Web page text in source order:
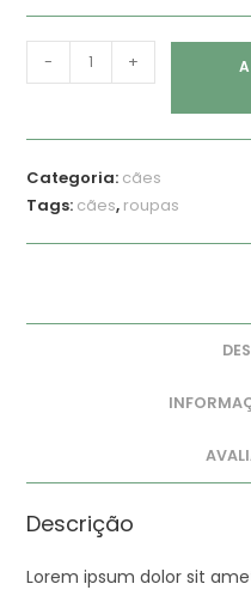
- +
Categoria: cães
Tags: cães, roupas
Descrição
Lorem ipsum dolor sit